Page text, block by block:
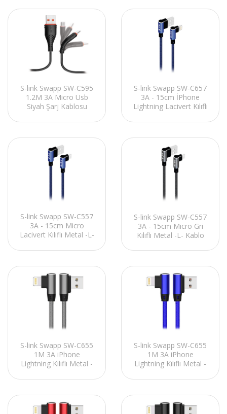
S-link Swapp SW-C595
1.2M 3A Micro Usb
Siyah Şarj Kablosu
S-link Swapp SW-C657
3A - 15cm İPhone
Lightning Lacivert Kılıflı
S-link Swapp SW-C557
3A - 15cm Micro
Lacivert Kılıflı Metal -L-
S-link Swapp SW-C557
3A - 15cm Micro Gri
Kılıflı Metal -L- Kablo
S-link Swapp SW-C655
1M 3A iPhone
Lightning Kılıflı Metal -
Kablosu
S-link Swapp SW-C655
1M 3A iPhone
Lightning Kılıflı Metal -
Kablosu